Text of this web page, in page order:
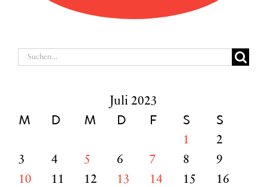
Suche
Juli 2023
M D M D F S S
1
2
3
4 5 6 7 8
9
10
11 12 13 14 15
16